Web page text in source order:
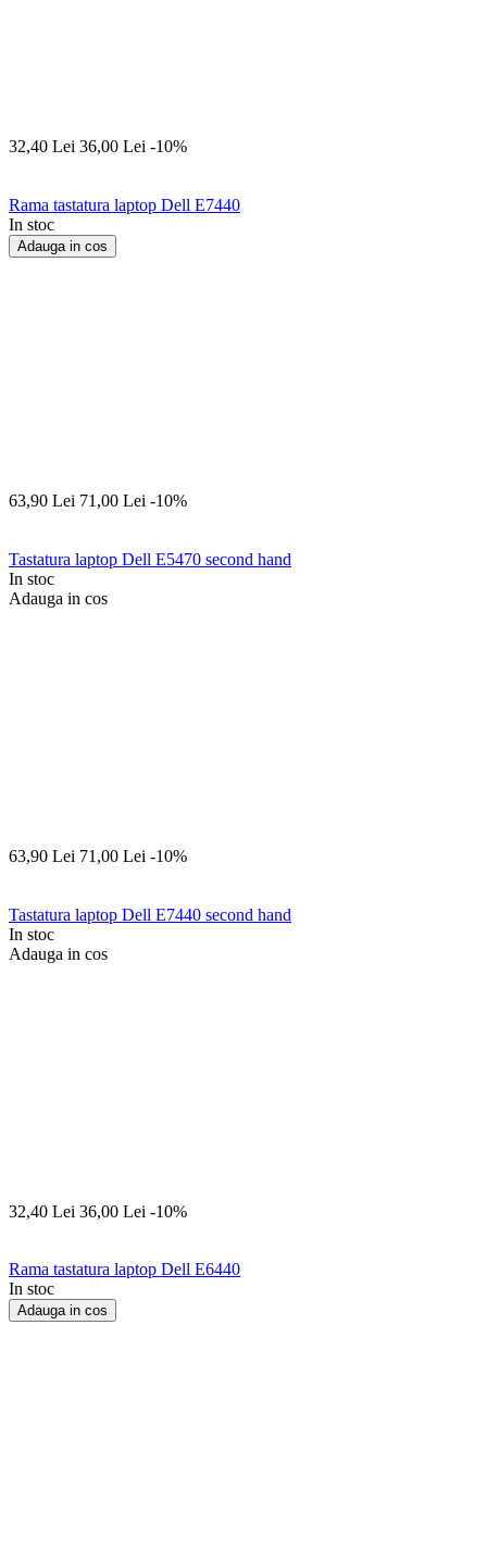
32,40 Lei 36,00 Lei -10%
Rama tastatura laptop Dell E7440
In stoc
Adauga in cos
63,90 Lei 71,00 Lei -10%
Tastatura laptop Dell E5470 second hand
In stoc
Adauga in cos
63,90 Lei 71,00 Lei -10%
Tastatura laptop Dell E7440 second hand
In stoc
Adauga in cos
32,40 Lei 36,00 Lei -10%
Rama tastatura laptop Dell E6440
In stoc
Adauga in cos